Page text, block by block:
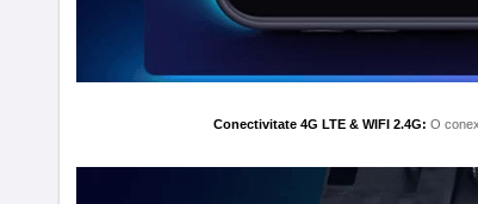
Conectivitate 4G LTE & WIFI 2.4G: O